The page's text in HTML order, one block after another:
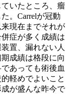
いたところ、瘤
。Carrelが冠動
現在までそれが
症が多く成績は
置、漏れない人
成績は格段に向
あっても術後血
軽めでよいこと
が盛んな昨今で